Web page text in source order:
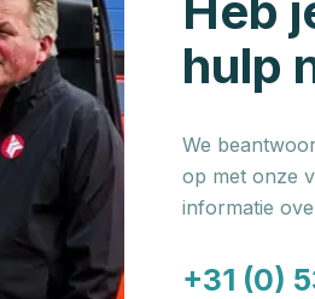
hulp
We
op met onze
informatie
+31 (0)